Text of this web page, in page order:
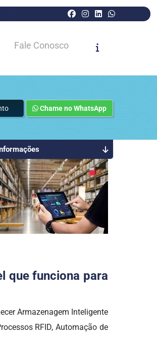
Fale Conosco
Chame no WhatsApp
que funciona para
Armazenagem Inteligente
RFID, Automação de